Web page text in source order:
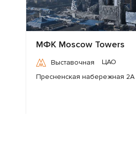
МФК Moscow Towers
Выставочная
ЦАО
Пресненская набережная 2А